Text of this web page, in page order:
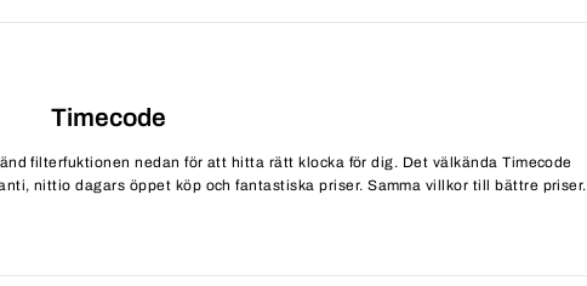
Timecode
filterfuktionen nedan för att hitta rätt klocka för dig. Det välkända Timecode
nittio dagars öppet köp och fantastiska priser. Samma villkor till bättre priser.